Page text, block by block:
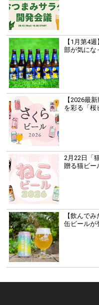
【1月第4
部が気にな
【2026最
を彩る「桜
2月22日「
贈る猫ビー
【飲んで
缶ビールが